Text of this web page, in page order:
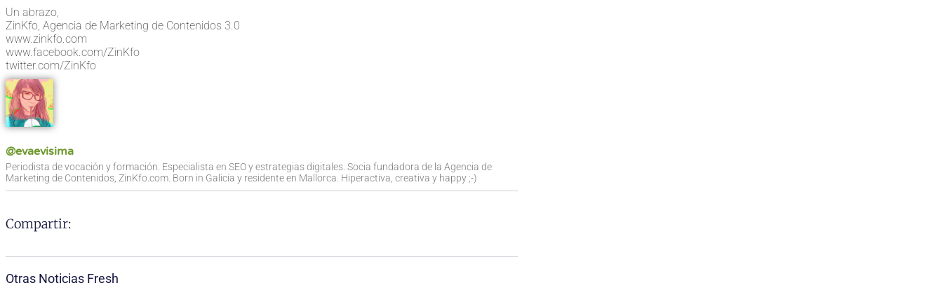
Un abrazo,
ZinKfo, Agencia de Marketing de Contenidos 3.0
www.zinkfo.com
www.facebook.com/ZinKfo
twitter.com/ZinKfo
@evaevisima
Periodista de vocación y formación. Especialista en SEO y estrategias digitales. Socia fundadora de la Agencia de
Marketing de Contenidos, ZinKfo.com. Born in Galicia y residente en Mallorca. Hiperactiva, creativa y happy ;-)
Compartir:
Otras Noticias Fresh